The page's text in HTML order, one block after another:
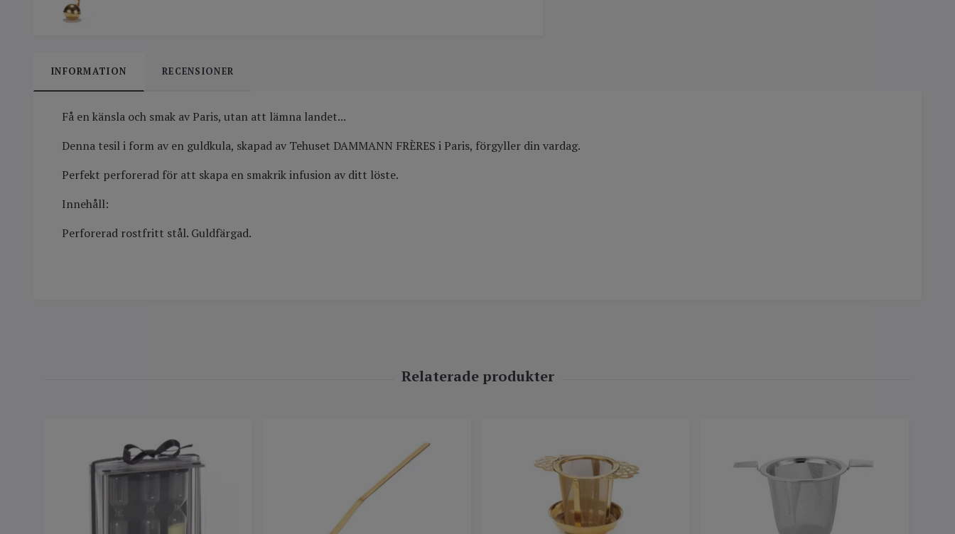
INFORMATION RECENSIONER
Få en känsla och smak av Paris, utan att lämna landet...
Denna tesil i form av en guldkula, skapad av Tehuset DAMMANN FRÈRES i Paris, förgyller din vardag.
Perfekt perforerad för att skapa en smakrik infusion av ditt löste.
Innehåll:
Perforerad rostfritt stål. Guldfärgad.